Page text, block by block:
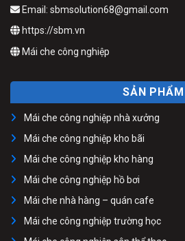
Email: sbmsolution68@gmail.com
https://sbm.vn
Mái che công nghiệp
SẢN PHẨM
Mái che công nghiệp nhà xưởng
Mái che công nghiệp kho bãi
Mái che công nghiệp kho hàng
Mái che công nghiệp hồ bơi
Mái che nhà hàng – quán cafe
Mái che công nghiệp trường học